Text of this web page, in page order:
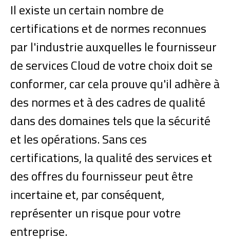
Il existe un certain nombre de
certifications et de normes reconnues
par l'industrie auxquelles le fournisseur
de services Cloud de votre choix doit se
conformer, car cela prouve qu'il adhère à
des normes et à des cadres de qualité
dans des domaines tels que la sécurité
et les opérations. Sans ces
certifications, la qualité des services et
des offres du fournisseur peut être
incertaine et, par conséquent,
représenter un risque pour votre
entreprise.